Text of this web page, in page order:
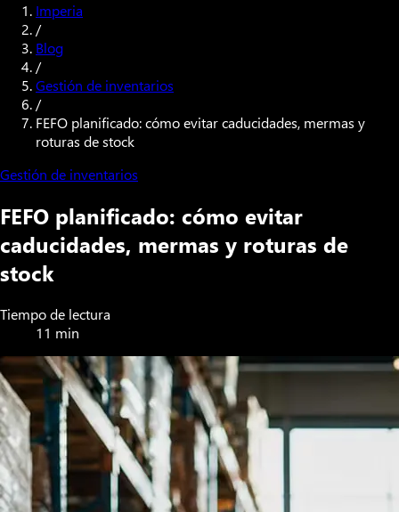
Imperia
/
Blog
/
Gestión de inventarios
/
FEFO planificado: cómo evitar caducidades, mermas y
roturas de stock
Gestión de inventarios
FEFO planificado: cómo evitar
caducidades, mermas y roturas de
stock
Tiempo de lectura
11 min